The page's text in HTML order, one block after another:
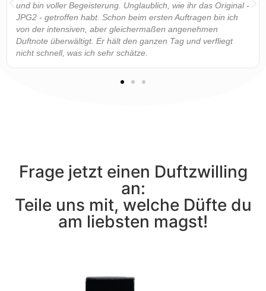
und bin voller Begeisterung. Unglaublich, wie ihr das Original -
JPG2 - getroffen habt. Schon beim ersten Auftragen bin ich
von der intensiven, aber gleichermaßen angenehmen
Duftnote überwältigt. Er hält den ganzen Tag und verfliegt
nicht schnell, was ich sehr schätze.
Frage jetzt einen Duftzwilling
an:
Teile uns mit, welche Düfte du
am liebsten magst!